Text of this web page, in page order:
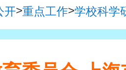
开>重点工作>学校科学